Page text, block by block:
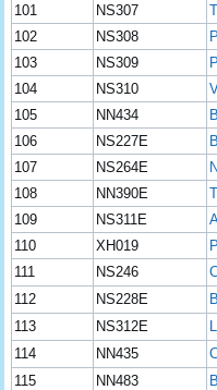
101
NS307
102
NS308
103
NS309
104
NS310
105
NN434
106
NS227E
107
NS264E
108
NN390E
109
NS311E
110
XH019
111
NS246
112
NS228E
113
NS312E
114
NN435
115
NN483